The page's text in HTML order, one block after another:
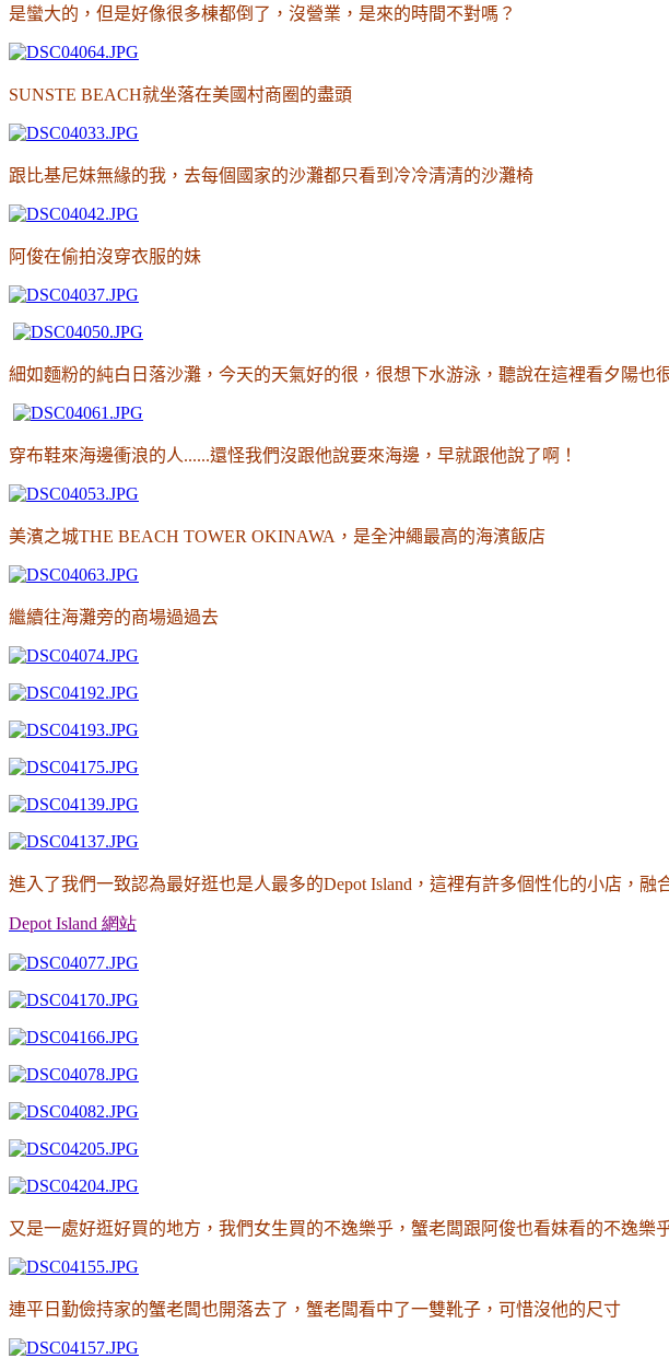
是蠻大的 ， 但是好像很多棟都倒了 ， 沒營業 ，是來的時間不對嗎 ？
SUNSTE BEACH就坐落在美國村商圈的盡頭
跟比基尼妹無緣的我 ，去每個國家的沙灘都只看到冷冷清清的沙灘椅
阿俊在偷拍沒穿衣服的妹
細如麵粉的純白日落沙灘 ，今天的天氣好的很 ，很想下水游泳 ，聽說在這裡看夕陽也
穿布鞋來海邊衝浪的人......還怪我們沒跟他說要來海邊 ，早就跟他說了啊 ！
美濱之城THE BEACH TOWER OKINAWA ，是全沖繩最高的海濱飯店
繼續往海灘旁的商場過過去
進入了我們一致認為最好逛也是人最多的Depot Island ，這裡有許多個性化的小店 ，融
Depot Island 網站
又是一處好逛好買的地方 ，我們女生買的不逸樂乎 ，蟹老闆跟阿俊也看妹看的不逸樂
連平日勤儉持家的蟹老闆也開落去了 ， 蟹老闆看中了一雙靴子 ，可惜沒他的尺寸